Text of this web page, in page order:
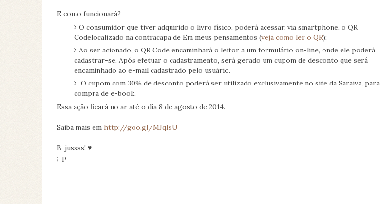
E como funcionará?
O consumidor que tiver adquirido o livro físico, poderá acessar, via smartphone, o QR
Codelocalizado na contracapa de Em meus pensamentos (veja como ler o QR);
Ao ser acionado, o QR Code encaminhará o leitor a um formulário on-line, onde ele poderá
cadastrar-se. Após efetuar o cadastramento, será gerado um cupom de desconto que será
encaminhado ao e-mail cadastrado pelo usuário.
O cupom com 30% de desconto poderá ser utilizado exclusivamente no site da Saraiva, para
compra de e-book.
Essa ação ficará no ar até o dia 8 de agosto de 2014.
Saiba mais em http://goo.gl/MJqIsU
B-jussss! ♥
;-p